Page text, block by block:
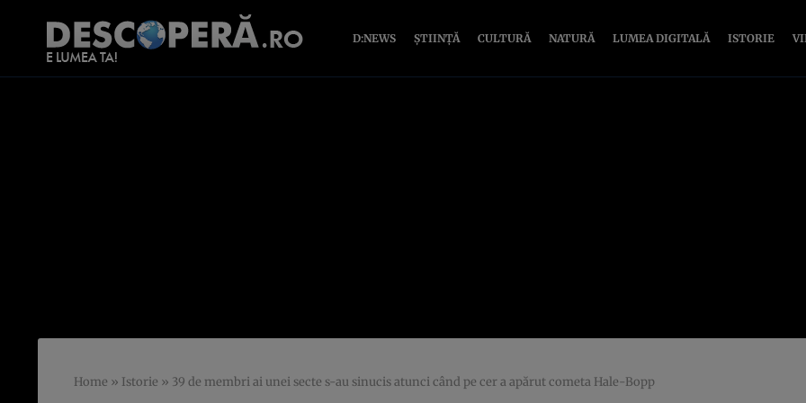
D:NEWS ȘTIINȚĂ CULTURĂ NATURĂ LUMEA DIGITALĂ ISTORIE
Home » Istorie » 39 de membri ai unei secte s-au sinucis atunci când pe cer a apărut cometa Hale-Bopp